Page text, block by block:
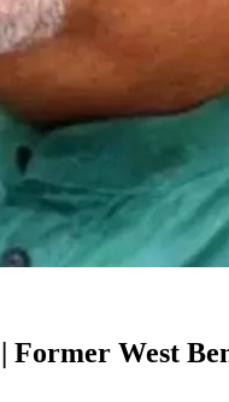
| Former